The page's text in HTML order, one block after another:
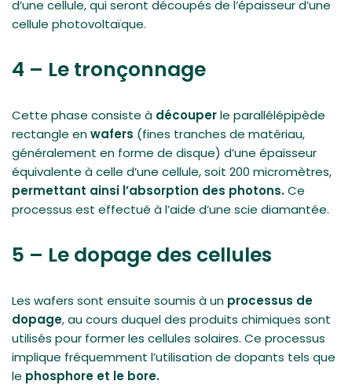
d’une cellule, qui seront découpés de l’épaisseur d’une
cellule photovoltaïque.
4 – Le tronçonnage
Cette phase consiste à découperle parallélépipède
rectangle enwafers (fines tranches de matériau,
généralement en forme de disque) d’une épaisseur
équivalente à celle d’une cellule, soit 200 micromètres,
permettant ainsi l’absorption des photons.Ce
processus est effectué à l’aide d’une scie diamantée.
5 – Le dopage des cellules
Les wafers sont ensuite soumis à un processus de
dopage, au cours duquel des produits chimiques sont
utilisés pour former les cellules solaires. Ce processus
implique fréquemment l’utilisation de dopants tels que
le phosphore et le bore.